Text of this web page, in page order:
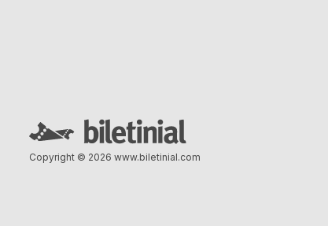
Copyright © 2026 www.biletinial.com